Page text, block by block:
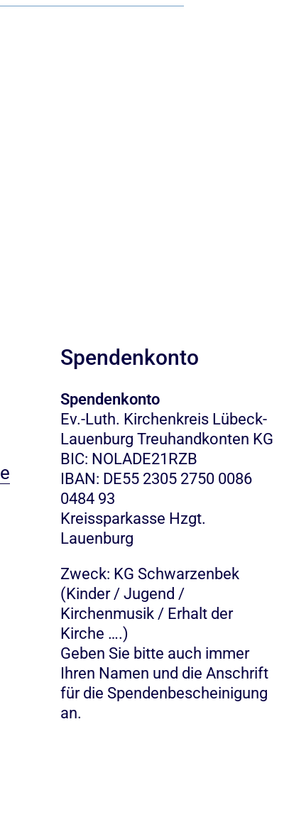
Spendenkonto
Spendenkonto
Ev.-Luth. Kirchenkreis Lübeck-
Lauenburg Treuhandkonten KG
BIC: NOLADE21RZB
IBAN: DE55 2305 2750 0086
0484 93
Kreissparkasse Hzgt.
Lauenburg
Zweck: KG Schwarzenbek
(Kinder / Jugend /
Kirchenmusik / Erhalt der
Kirche ….)
Geben Sie bitte auch immer
Ihren Namen und die Anschrift
für die Spendenbescheinigung
an.